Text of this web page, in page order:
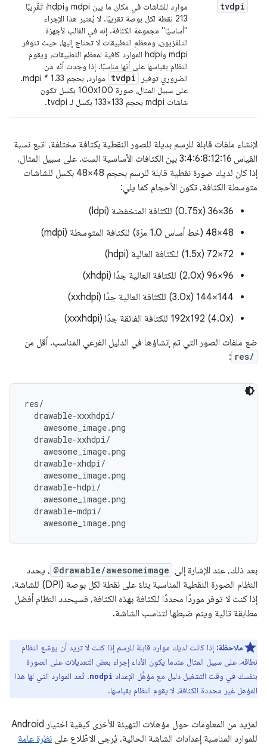
tvdpi
موارد للشاشات في مكان ما بين mdpi وhdpi؛ تَقْرِيبًا
213 نقطة لكل بوصة تقريبًا. لا يُعتبر هذا الإجراء
"أساسيًا" مجموعة الكثافة. إنه في الغالب لأجهزة
التلفزيون، ومعظم التطبيقات لا تحتاج إليها، حيث تتوفر
mdpi وhdpi الموارد كافية لمعظم التطبيقات، ويقوم
النظام بقياسها على أنها مناسبًا. إذا وجدت أنّه من
الضروري توفير
tvdpi
موارد، بحجم 1.33 * mdpi.
على سبيل المثال، صورة 100x100 بكسل تكون
شاشات mdpi بحجم 133×133 بكسل لـ tvdpi.
لإنشاء ملفات قابلة للرسم بديلة للصور النقطية بكثافة مختلفة، اتبع نسبة
القياس 3:4:6:8:12:16 بين الكثافات الأساسية الست. على سبيل المثال،
إذا كان لديك صورة نقطية قابلة للرسم بحجم 48×48 بكسل للشاشات
متوسطة الكثافة، تكون الأحجام كما يلي:
36×36 (0.75x) للكثافة المنخفضة (ldpi)
48×48 (خط أساس 1.0 مرّة) للكثافة المتوسطة (mdpi)
72×72 (1.5x) للكثافة العالية (hdpi)
96×96 (2.0x) للكثافة العالية جدًا (xhdpi)
144×144 (3.0x) للكثافة العالية جدًا (xxhdpi)
192x192 (4.0x) للكثافة الفائقة جدًا (xxxhdpi)
ضع ملفات الصور التي تم إنشاؤها في الدليل الفرعي المناسب. أقل من
res/
:
res/
  drawable-xxxhdpi/
    awesome_image.png
  drawable-xxhdpi/
    awesome_image.png
  drawable-xhdpi/
    awesome_image.png
  drawable-hdpi/
    awesome_image.png
  drawable-mdpi/
بعد ذلك، عند الإشارة إلى @drawable/awesomeimage ، يحدد
النظام الصورة النقطية المناسبة بناءً على نقطة لكل بوصة (DPI) للشاشة.
إذا كنت لا توفر موردًا محددًا للكثافة بهذه الكثافة، فسيحدد النظام أفضل
مطابقة تالية ويتم ضبطها لتناسب الشاشة.
ملاحظة: إذا كانت لديك موارد قابلة للرسم إذا كنت لا تريد أن يوسّع النظام
نطاقه، على سبيل المثال عندما يكون الأداء إجراء بعض التعديلات على الصورة
بنفسك في وقت التشغيل دليل مع مؤهِّل الإعداد nodpi. تُعد الموارد التي لها هذا
المؤهل غير محددة الكثافة، لا يقوم النظام بقياسها.
لمزيد من المعلومات حول مؤهلات التهيئة الأخرى كيفية اختيار Android
للموارد المناسبة إعدادات الشاشة الحالية، يُرجى الاطّلاع على نظرة عامة